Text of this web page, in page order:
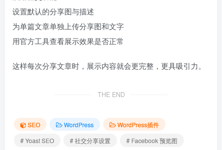
设置默认的分享图与描述
为单篇文章单独上传分享图和文字
用官方工具查看展示效果是否正常
这样每次分享文章时，展示内容就会更完整，更具吸引力。
THE END
SEO WordPress
WordPress插件
# Yoast SEO
# 社交分享设置
# Facebook 预览图